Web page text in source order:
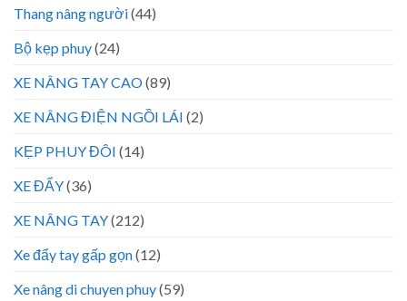
Thang nâng người(44)
Bộ kẹp phuy(24)
XE NÂNG TAY CAO(89)
XE NÂNG ĐIỆN NGỒI LÁI (2)
KẸP PHUY ĐÔI (14)
XE ĐẨY(36)
XE NÂNG TAY(212)
Xe đẩy tay gấp gọn(12)
Xe nâng di chuyen phuy(59)